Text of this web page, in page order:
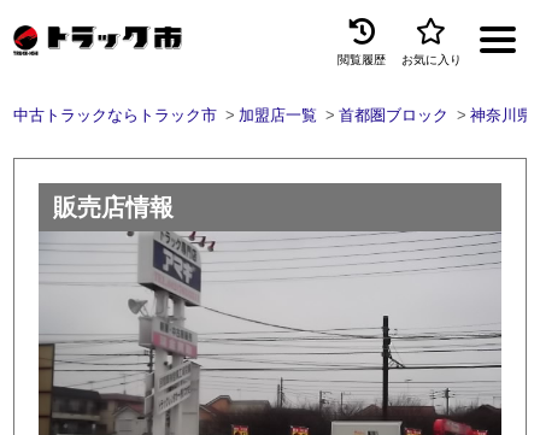
トラック買取
トラック市とは
加盟店一覧
お問い合わせ
お気に入り
閲覧履歴 お気に入り
中古トラックならトラック市 加盟店一覧 首都圏ブロック 神奈川県
販売店情報